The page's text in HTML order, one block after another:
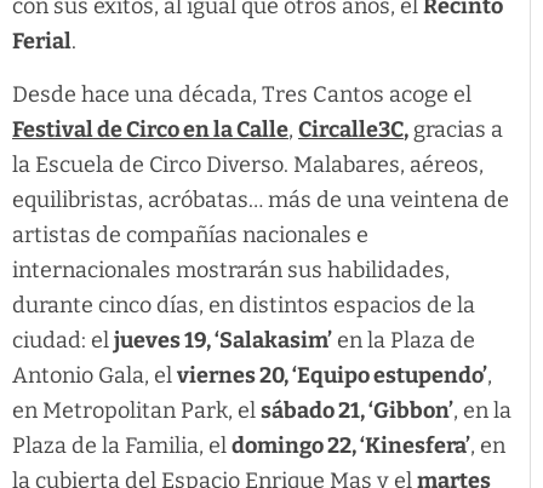
con sus éxitos, al igual que otros años, elRecinto
Ferial.
Desde hace una década, Tres Cantos acoge el
Festival de Circo en la Calle, Circalle3C, gracias a
la Escuela de Circo Diverso. Malabares, aéreos,
equilibristas, acróbatas… más de una veintena de
artistas de compañías nacionales e
internacionales mostrarán sus habilidades,
durante cinco días, en distintos espacios de la
ciudad: eljueves 19, ‘Salakasim’ en la Plaza de
Antonio Gala, elviernes 20, ‘Equipo estupendo’,
en Metropolitan Park, elsábado 21, ‘Gibbon’, en la
Plaza de la Familia, eldomingo 22, ‘Kinesfera’, en
la cubierta del Espacio Enrique Mas y elmartes